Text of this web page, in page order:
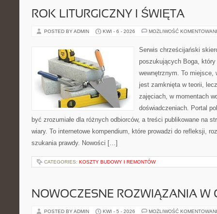
ROK LITURGICZNY I ŚWIĘTA
POSTED BY ADMIN KWI - 6 - 2026 MOŻLIWOŚĆ
Serwis chrześcijański
poszukujących Boga,
wewnętrznym. To miejsce,
jest zamknięta w teorii,
zajęciach, w momentach
doświadczeniach. Portal
być zrozumiałe dla różnych odbiorców, a treści publikowane na
wiary. To internetowe kompendium, które prowadzi do refleksji,
szukania prawdy. Nowości […]
CATEGORIES: KOSZTY BUDOWY I REMONTÓW
NOWOCZESNE ROZWIĄZANIA W
POSTED BY ADMIN KWI - 5 - 2026 MOŻLIWOŚĆ